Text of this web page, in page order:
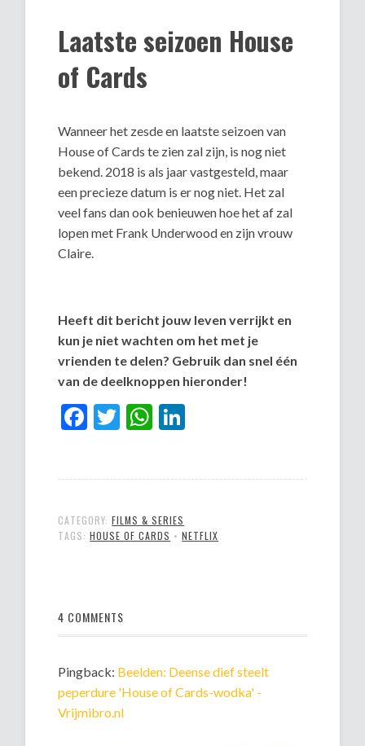
Laatste seizoen House
of Cards
Wanneer het zesde en laatste seizoen van
House of Cards te zien zal zijn, is nog niet
bekend. 2018 is als jaar vastgesteld, maar
een precieze datum is er nog niet. Het zal
veel fans dan ook benieuwen hoe het af zal
lopen met Frank Underwood en zijn vrouw
Claire.
Heeft dit bericht jouw leven verrijkt en
kun je niet wachten om het met je
vrienden te delen? Gebruik dan snel één
van de deelknoppen hieronder!
Facebook
TwitterWhatsApp
CATEGORY:FILMS & SERIES
TAGS:HOUSE OF CARDS •NETFLIX
4 COMMENTS
Pingback: Beelden: Deense dief steelt
peperdure 'House of Cards-wodka' -
Vrijmibro.nl